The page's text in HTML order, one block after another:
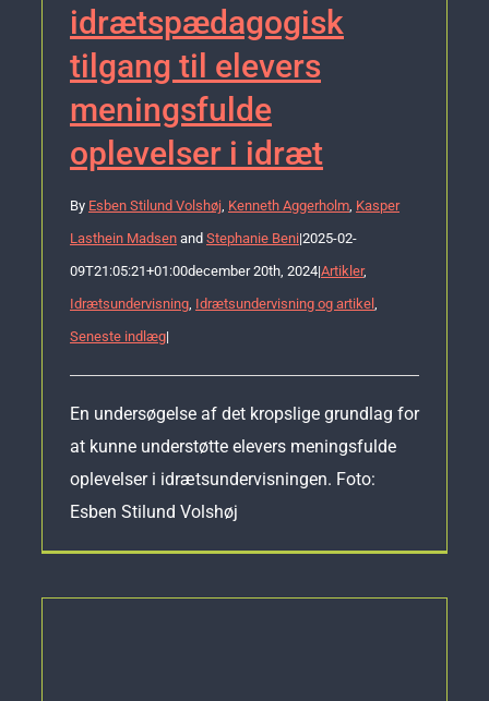
idrætspædagogisk
tilgang til elevers
meningsfulde
oplevelser i idræt
By Esben Stilund Volshøj, Kenneth Aggerholm, Kasper
Lasthein Madsen and Stephanie Beni|2025-02-
09T21:05:21+01:00december 20th, 2024|Artikler,
Idrætsundervisning, Idrætsundervisning og artikel ,
Seneste indlæg|
En undersøgelse af det kropslige grundlag for
at kunne understøtte elevers meningsfulde
oplevelser i idrætsundervisningen. Foto:
Esben Stilund Volshøj